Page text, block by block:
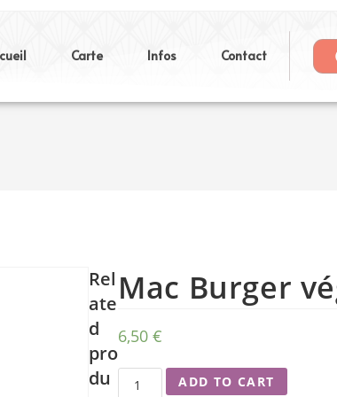
Carte Infos Contact
Mac Burger
6,50€
ADD TO CART
Rel
ate
d
pro
du